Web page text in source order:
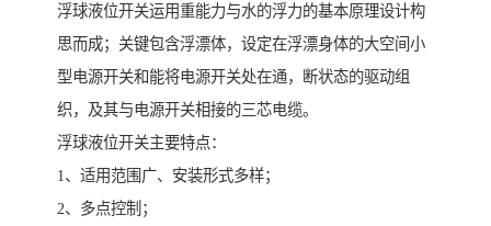
浮球液位开关运用重能力与水的浮力的基本原理设计构
思而成；关键包含浮漂体，设定在浮漂身体的大空间小
型电源开关和能将电源开关处在通，断状态的驱动组
织，及其与电源开关相接的三芯电缆。
浮球液位开关主要特点：
1、适用范围广、安装形式多样；
2、多点控制；